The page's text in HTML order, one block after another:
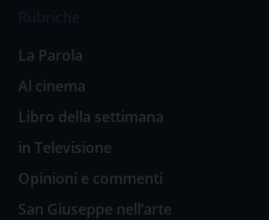
La Parola
Al cinema
Libro della settimana
in Televisione
Opinioni e commenti
San Giuseppe nell’arte